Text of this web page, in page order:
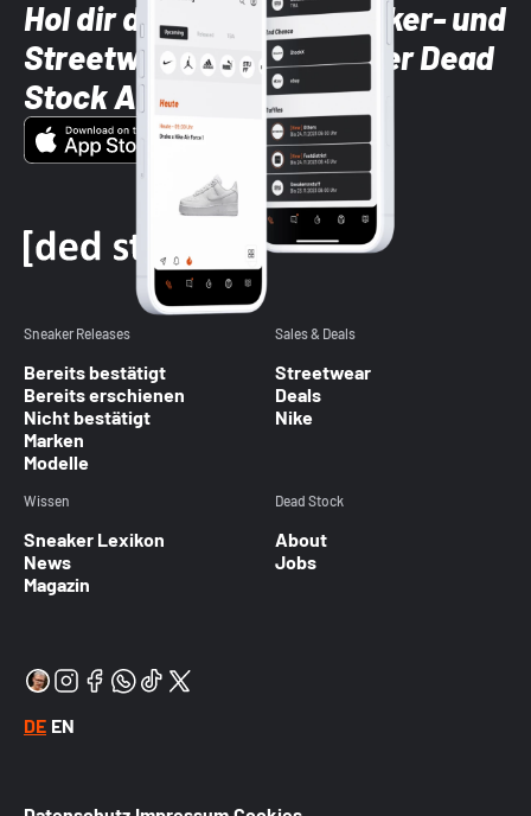
Hol dir die neuesten Sneaker- und
Streetwear-Brands mit der Dead
Stock App
Sneaker Releases
Bereits bestätigt
Bereits erschienen
Nicht bestätigt
Marken
Modelle
Sales & Deals
Streetwear
Deals
Nike
Wissen
Sneaker Lexikon
News
Magazin
Dead Stock
About
Jobs
DE EN